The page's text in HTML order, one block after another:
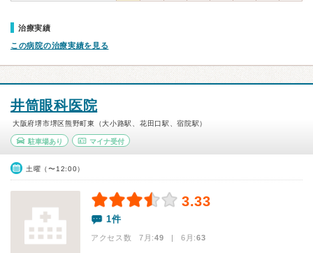
治療実績
この病院の治療実績を見る
井筒眼科医院
大阪府堺市堺区熊野町東（大小路駅、花田口駅、宿院駅）
駐車場あり マイナ受付
土曜（〜12:00）
3.33
1件
アクセス数 7月:49 | 6月:63